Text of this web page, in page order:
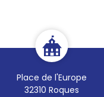
Place de l'Europe
32310 Roques